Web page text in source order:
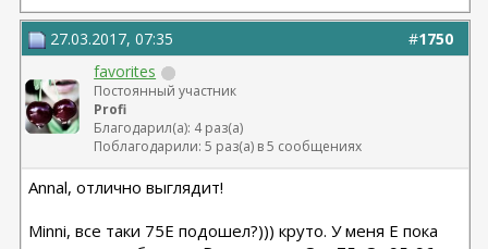
#1750
27.03.2017, 07:35
favorites
Постоянный участник
Profi
Благодарил(а): 4 раз(а)
Поблагодарили: 5 раз(а) в 5 сообщениях
Annal, отлично выглядит!
Minni, все таки 75Е подошел?))) круто. У меня Е пока